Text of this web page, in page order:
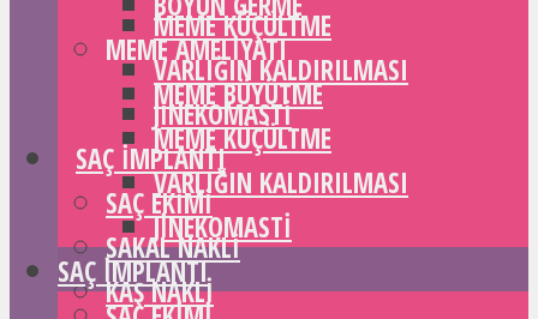
MEME KÜÇÜLTME
VARLIĞIN KALDIRILMASI
JINEKOMASTI
SAÇ IMPLANTI
SAÇ EKIMI
SAKAL NAKLI
KAŞ NAKLI
MEME AMELIYATI
MEME BÜYÜTME
MEME KÜÇÜLTME
VARLIĞIN KALDIRILMASI
JINEKOMASTI
SAÇ IMPLANTI